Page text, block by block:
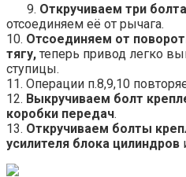
9. Откручиваем три
отсоединяем её от рычага.
10. Отсоединяем от
тягу, теперь привод легко
ступицы.
11. Операции п.8,9,10
12. Выкручиваем болт
коробки передач.
13. Откручиваем болты
усилителя блока цилиндров